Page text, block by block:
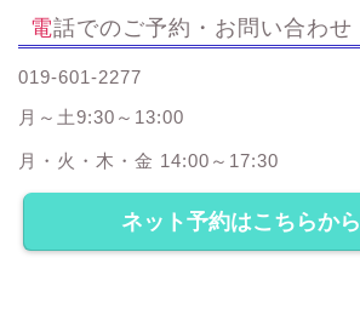
電話でのご予約・お問い合わせ
019-601-2277
月～土9:30～13:00
月・火・木・金 14:00～17:30
ネット予約はこちらから